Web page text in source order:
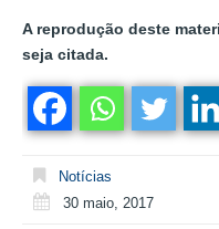
A reprodução deste
seja citada.
Notícias
30 maio, 2017